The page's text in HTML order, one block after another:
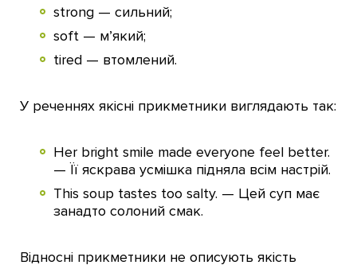
strong — сильний;
soft — м’який;
tired — втомлений.
У реченнях якісні прикметники виглядають так:
Her bright smile made everyone feel better.
— Її яскрава усмішка підняла всім настрій.
This soup tastes too salty. — Цей суп має
занадто солоний смак.
Відносні прикметники не описують якість